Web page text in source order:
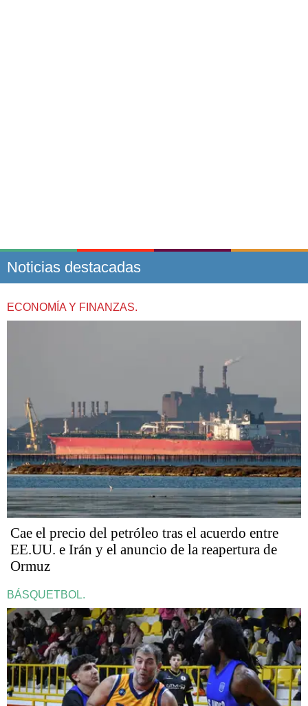
Noticias destacadas
ECONOMÍA Y FINANZAS.
Cae el precio del petróleo tras el acuerdo entre
EE.UU. e Irán y el anuncio de la reapertura de
Ormuz
BÁSQUETBOL.